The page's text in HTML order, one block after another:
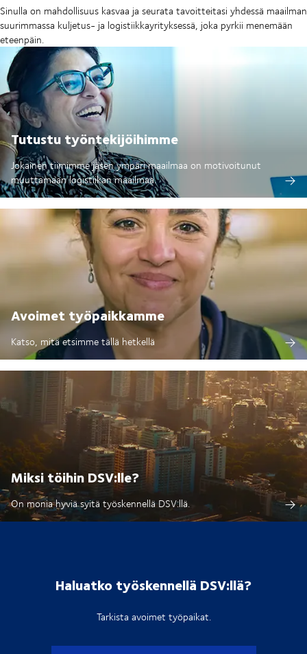
Sinulla on mahdollisuus kasvaa ja seurata tavoitteitasi yhdessä maailman
suurimmassa kuljetus- ja logistiikkayrityksessä, joka pyrkii menemään
eteenpäin.
Tutustu työntekijöihimme
Jokainen tiimimme jäsen ympäri maailmaa on motivoitunut
muuttamaan logistiikan maailmaa.
Avoimet työpaikkamme
Katso, mitä etsimme tällä hetkellä
Miksi töihin DSV:lle?
On monia hyviä syitä työskennellä DSV:llä.
Haluatko työskennellä DSV:llä?
Tarkista avoimet työpaikat.